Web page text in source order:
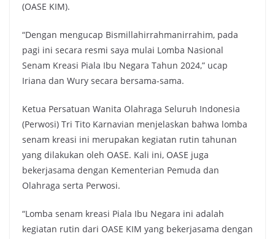
(OASE KIM).
“Dengan mengucap Bismillahirrahmanirrahim, pada
pagi ini secara resmi saya mulai Lomba Nasional
Senam Kreasi Piala Ibu Negara Tahun 2024,” ucap
Iriana dan Wury secara bersama-sama.
Ketua Persatuan Wanita Olahraga Seluruh Indonesia
(Perwosi) Tri Tito Karnavian menjelaskan bahwa lomba
senam kreasi ini merupakan kegiatan rutin tahunan
yang dilakukan oleh OASE. Kali ini, OASE juga
bekerjasama dengan Kementerian Pemuda dan
Olahraga serta Perwosi.
“Lomba senam kreasi Piala Ibu Negara ini adalah
kegiatan rutin dari OASE KIM yang bekerjasama dengan